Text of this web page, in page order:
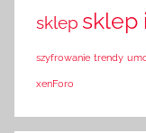
sklep sklep
szyfrowanie trendy
xenForo